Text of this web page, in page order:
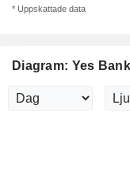
* Uppskattade data
Diagram: Yes